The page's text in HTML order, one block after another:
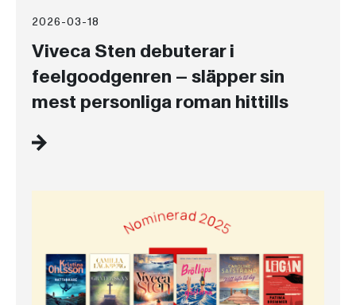
2026-03-18
Viveca Sten debuterar i
feelgoodgenren – släpper sin
mest personliga roman hittills